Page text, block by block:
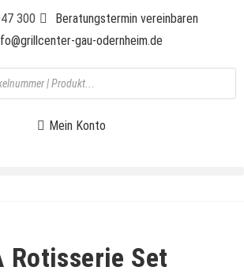
300
Beratungstermin vereinbaren
gau-odernheim.de
Mein Konto
Rotisserie Set